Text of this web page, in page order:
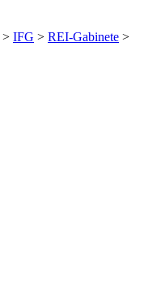
> IFG > REI-Gabinete >